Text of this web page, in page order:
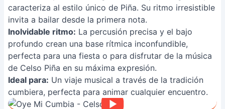
caracteriza al estilo único de Piña. Su ritmo irresistible
invita a bailar desde la primera nota.
Inolvidable ritmo: La percusión precisa y el bajo
profundo crean una base rítmica inconfundible,
perfecta para una fiesta o para disfrutar de la música
de Celso Piña en su máxima expresión.
Ideal para: Un viaje musical a través de la tradición
cumbiera, perfecta para animar cualquier encuentro.